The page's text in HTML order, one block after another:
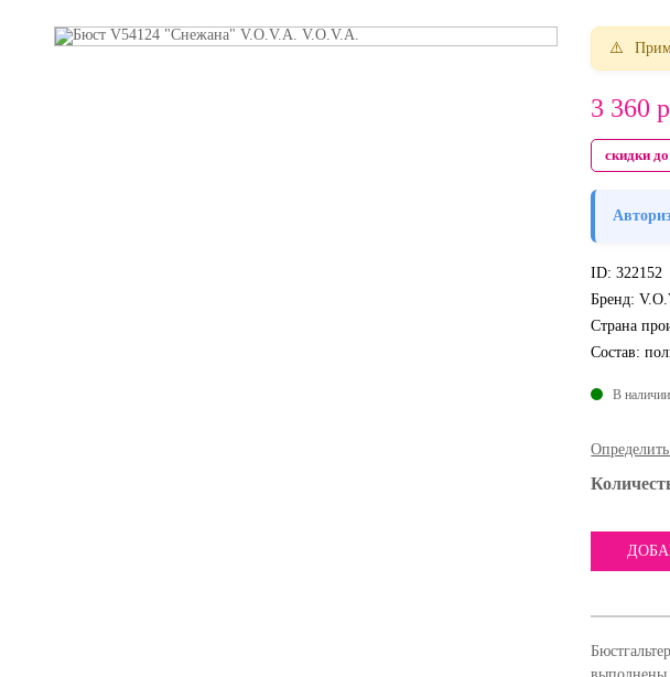
3 360
скидки
ID: 322152
Бренд:
Страна
Состав:
В наличии